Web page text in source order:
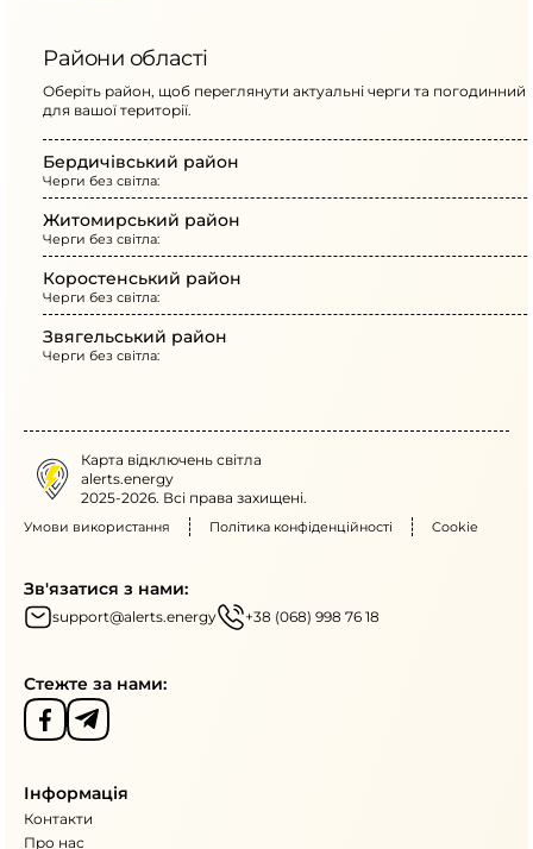
Райони області
Оберіть район, щоб переглянути актуальні черги та погодинний
для вашої території.
Бердичівський район
Черги без світла:
Житомирський район
Черги без світла:
Коростенський район
Черги без світла:
Звягельський район
Черги без світла:
Карта відключень світла
alerts.energy
2025-2026. Всі права захищені.
Умови використання Політика конфіденційності Cookie
Зв'язатися з нами:
support@alerts.energy +38 (068) 998 76 18
Стежте за нами:
Інформація
Контакти
Про нас